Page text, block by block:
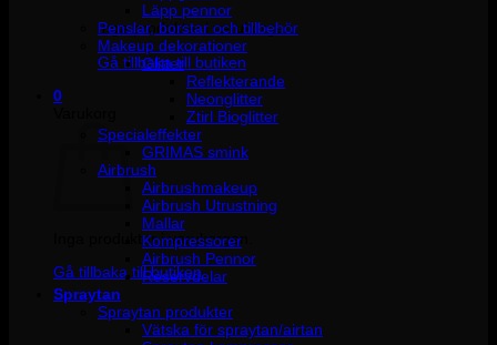
Inga produkter i varukorgen.
Gå tillbaka till butiken
0
Inga produkter i varukorgen.
Gå tillbaka till butiken
Läpp pennor
Penslar, borstar och tillbehör
Makeup dekorationer
Glitter
Reflekterande
Neonglitter
Ztirl Bioglitter
Specialeffekter
GRIMAS smink
Airbrush
Airbrushmakeup
Airbrush Utrustning
Mallar
Kompressorer
Airbrush Pennor
Reservdelar
Spraytan
Spraytan produkter
Vätska för spraytan/airtan